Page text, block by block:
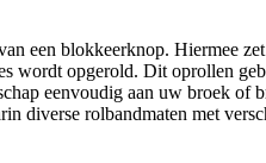
een blokkeerknop. Hiermee
wordt opgerold. Dit oprollen
eenvoudig aan uw broek of
diverse rolbandmaten met